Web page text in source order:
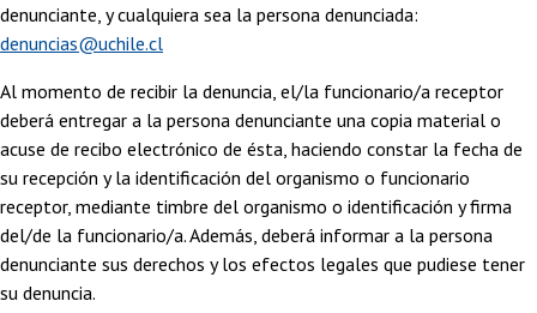
denunciante, y cualquiera sea la persona denunciada:
denuncias@uchile.cl
Al momento de recibir la denuncia, el/la funcionario/a receptor
deberá entregar a la persona denunciante una copia material o
acuse de recibo electrónico de ésta, haciendo constar la fecha de
su recepción y la identificación del organismo o funcionario
receptor, mediante timbre del organismo o identificación y firma
del/de la funcionario/a. Además, deberá informar a la persona
denunciante sus derechos y los efectos legales que pudiese tener
su denuncia.